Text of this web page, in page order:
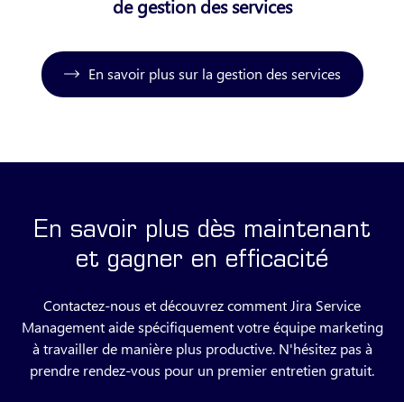
de gestion des services
En savoir plus sur la gestion des services
En savoir plus dès maintenant
et gagner en efficacité
Contactez-nous et découvrez comment Jira Service
Management aide spécifiquement votre équipe marketing
à travailler de manière plus productive. N'hésitez pas à
prendre rendez-vous pour un premier entretien gratuit.